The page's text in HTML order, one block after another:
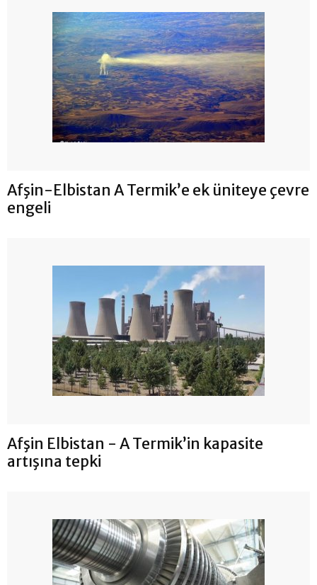
Afşin-Elbistan A Termik’e ek üniteye çevre
engeli
Afşin Elbistan - A Termik’in kapasite
artışına tepki